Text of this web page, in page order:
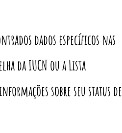
dados específicos nas
da IUCN ou a Lista
sobre seu status de